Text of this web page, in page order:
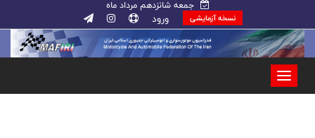
جمعه شانزدهم مرداد ماه
نسخه آزمایشی ورود